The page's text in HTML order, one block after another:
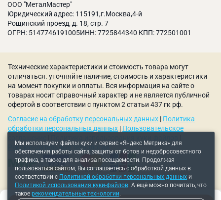
ООО "МеталМастер"
Юридический адрес: 115191,г.Москва,4-й
Рощинский проезд, д. 18, стр. 7
ОГРН: 5147746191005ИНН: 7725844340 КПП: 772501001
Мы используем файлы куки и сервис «Яндекс Метрика» для
обеспечения работы сайта, защиты от ботов и недобросовестного
трафика, а также для анализа посещаемости. Продолжая
пользоваться сайтом, Вы соглашаетесь с обработкой данных в
соответствии с Политикой обработки персональных данных и
Политикой использования куки-файлов. А ещё можно почитать, что
такое рекомендательные технологии.
Технические характеристики и стоимость товара могут
отличаться. уточняйте наличие, стоимость и характеристики
на момент покупки и оплаты. Вся информация на сайте о
товарах носит справочный характер и не является публичной
офертой в соответствии с пунктом 2 статьи 437 гк рф.
Согласие на обработку персональных данных | Политика
обработки персональных данных | Пользовательское
Рекомендательные технологии